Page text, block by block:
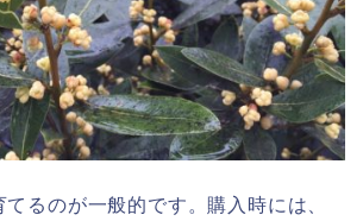
るのが一般的です。購入時には、